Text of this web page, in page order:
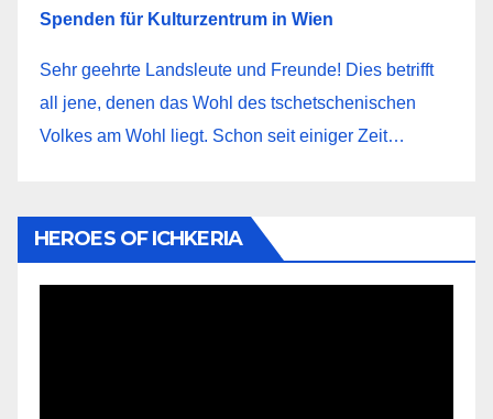
Spenden für Kulturzentrum in Wien
Sehr geehrte Landsleute und Freunde! Dies betrifft
all jene, denen das Wohl des tschetschenischen
Volkes am Wohl liegt. Schon seit einiger Zeit…
HEROES OF ICHKERIA